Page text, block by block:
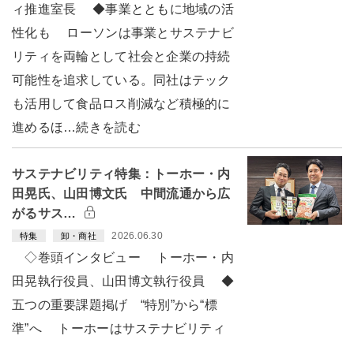
ィ推進室長 ◆事業とともに地域の活
性化も ローソンは事業とサステナビ
リティを両輪として社会と企業の持続
可能性を追求している。同社はテック
も活用して食品ロス削減など積極的に
進めるほ…続きを読む
サステナビリティ特集：トーホー・内
田晃氏、山田博文氏 中間流通から広
がるサス…
特集 卸・商社 2026.06.30
◇巻頭インタビュー トーホー・内
田晃執行役員、山田博文執行役員 ◆
五つの重要課題掲げ “特別”から“標
準”へ トーホーはサステナビリティ